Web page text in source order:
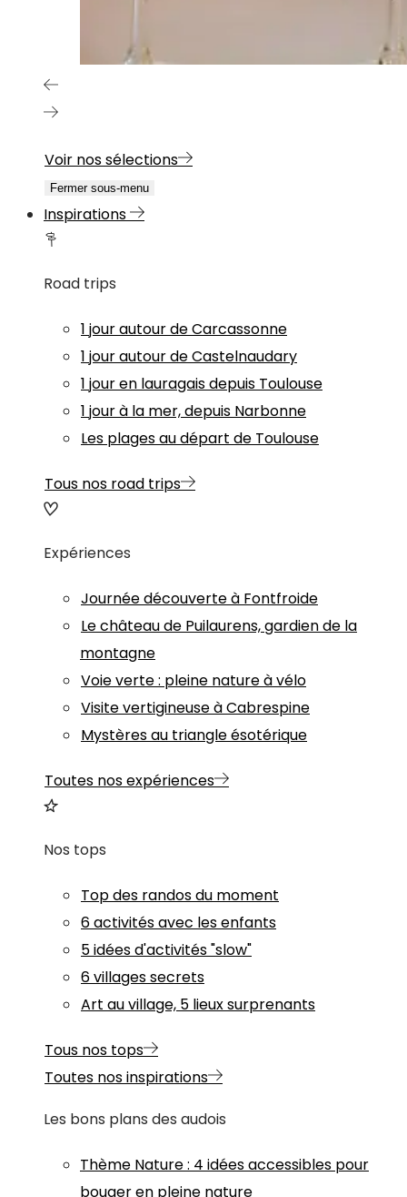
Voir nos sélections
Fermer sous-menu
Inspirations
Road trips
1 jour autour de Carcassonne
1 jour autour de Castelnaudary
1 jour en lauragais depuis Toulouse
1 jour à la mer, depuis Narbonne
Les plages au départ de Toulouse
Tous nos road trips
Expériences
Journée découverte à Fontfroide
Le château de Puilaurens, gardien de la
montagne
Voie verte : pleine nature à vélo
Visite vertigineuse à Cabrespine
Mystères au triangle ésotérique
Toutes nos expériences
Nos tops
Top des randos du moment
6 activités avec les enfants
5 idées d'activités "slow"
6 villages secrets
Art au village, 5 lieux surprenants
Tous nos tops
Toutes nos inspirations
Les bons plans des audois
Thème Nature: 4 idées accessibles pour
bouger en pleine nature